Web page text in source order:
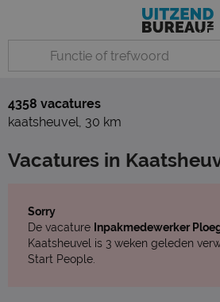
4358 vacatures
kaatsheuvel, 30 km
Vacatures in
Sorry
De vacature Inpakmedewerker
Kaatsheuvel is 3 weken geleden
Start People.